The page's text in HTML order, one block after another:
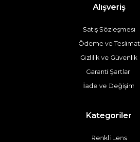
Alışveriş
Satış Sözleşmesi
Ödeme ve Teslimat
Gizlilik ve Güvenlik
Garanti Şartları
İade ve Değişim
Kategoriler
Renkli Lens